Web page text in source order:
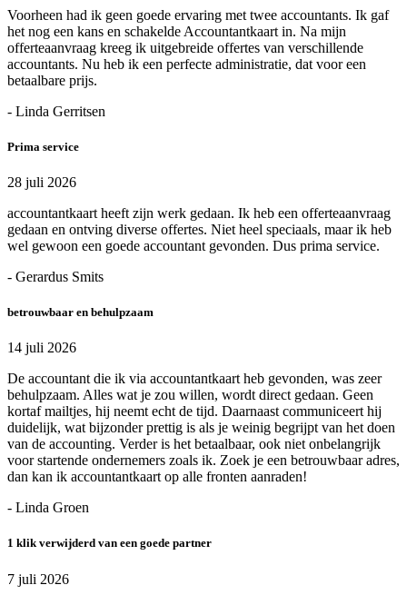
Voorheen had ik geen goede ervaring met twee accountants. Ik gaf
het nog een kans en schakelde Accountantkaart in. Na mijn
offerteaanvraag kreeg ik uitgebreide offertes van verschillende
accountants. Nu heb ik een perfecte administratie, dat voor een
betaalbare prijs.
- Linda Gerritsen
Prima service
28 juli 2026
accountantkaart heeft zijn werk gedaan. Ik heb een offerteaanvraag
gedaan en ontving diverse offertes. Niet heel speciaals, maar ik heb
wel gewoon een goede accountant gevonden. Dus prima service.
- Gerardus Smits
betrouwbaar en behulpzaam
14 juli 2026
De accountant die ik via accountantkaart heb gevonden, was zeer
behulpzaam. Alles wat je zou willen, wordt direct gedaan. Geen
kortaf mailtjes, hij neemt echt de tijd. Daarnaast communiceert hij
duidelijk, wat bijzonder prettig is als je weinig begrijpt van het doen
van de accounting. Verder is het betaalbaar, ook niet onbelangrijk
voor startende ondernemers zoals ik. Zoek je een betrouwbaar adres,
dan kan ik accountantkaart op alle fronten aanraden!
- Linda Groen
1 klik verwijderd van een goede partner
7 juli 2026